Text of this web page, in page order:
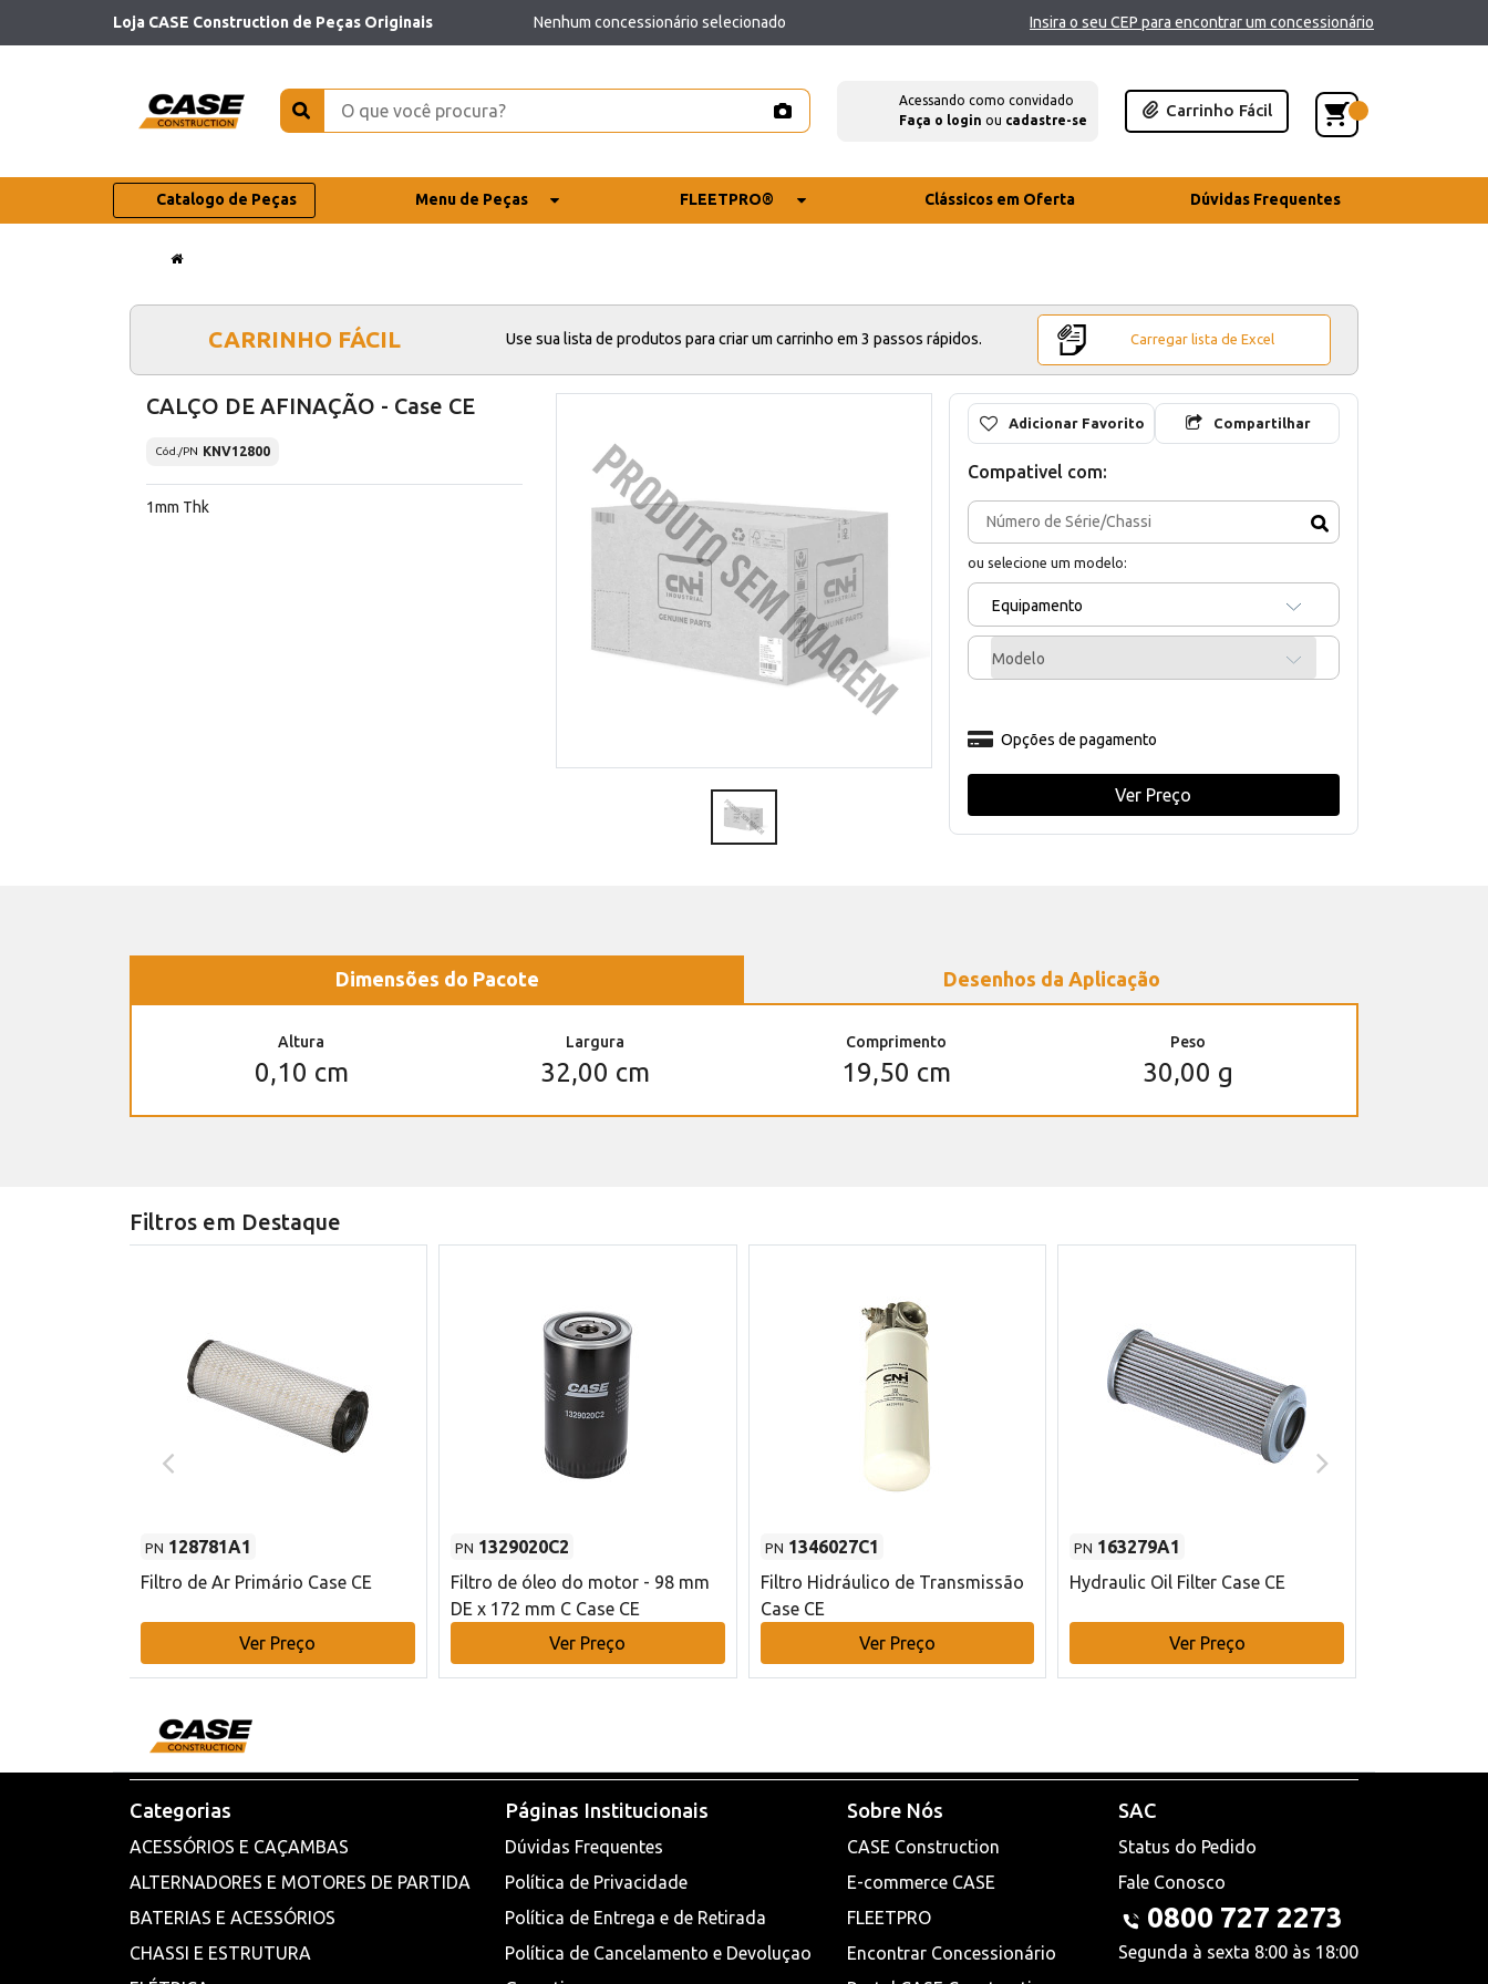
Loja CASE Construction de Peças Originais Nenhum concessionário selecionado Insira o seu CEP para encontrar um concessionário
Acessando como convidado
Faça o login ou cadastre-se
Carrinho Fácil
Catalogo de Peças Menu de Peças FLEETPRO® Clássicos em Oferta Dúvidas Frequentes
CARRINHO FÁCIL Use sua lista de produtos para criar um carrinho em 3 passos rápidos. Carregar lista de Excel
CALÇO DE AFINAÇÃO - Case CE
Cód./PN KNV12800
1mm Thk
Adicionar Favorito Compartilhar
Compativel com:
ou selecione um modelo:
Equipamento
Modelo
Opções de pagamento
Ver Preço
Dimensões do Pacote Desenhos da Aplicação
Altura
0,10 cm
Largura
32,00 cm
Comprimento
19,50 cm
Peso
30,00 g
Filtros em Destaque
PN 128781A1
Filtro de Ar Primário Case CE
Ver Preço
PN 1329020C2
Filtro de óleo do motor - 98 mm
DE x 172 mm C Case CE
Ver Preço
PN 1346027C1
Filtro Hidráulico de Transmissão
Case CE
Ver Preço
PN 163279A1
Hydraulic Oil Filter Case CE
Ver Preço
Categorias
ACESSÓRIOS E CAÇAMBAS
ALTERNADORES E MOTORES DE PARTIDA
BATERIAS E ACESSÓRIOS
CHASSI E ESTRUTURA
Páginas Institucionais
Dúvidas Frequentes
Política de Privacidade
Política de Entrega e de Retirada
Política de Cancelamento e Devoluçao
Sobre Nós
CASE Construction
E-commerce CASE
FLEETPRO
Encontrar Concessionário
SAC
Status do Pedido
Fale Conosco
0800 727 2273
Segunda à sexta 8:00 às 18:00